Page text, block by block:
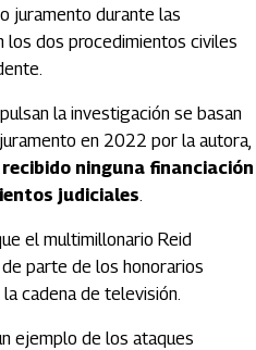
juramento durante las
los dos procedimientos civiles
la investigación se basan
en 2022 por la autora,
ninguna financiación
judiciales.
el multimillonario Reid
parte de los honorarios
cadena de televisión.
ejemplo de los ataques